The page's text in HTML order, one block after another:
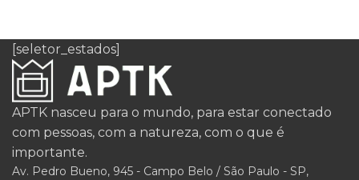
[seletor_estados]
APTK nasceu para o mundo, para estar conectado
com pessoas, com a natureza, com o que é
importante.
Av. Pedro Bueno, 945 - Campo Belo / São Paulo - SP,